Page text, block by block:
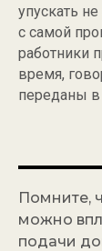
упускать
с самой
работники
время,
переданы в
Помните,
можно
подачи